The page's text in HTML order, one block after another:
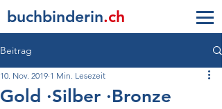
buchbinderin.ch
Beitrag
Gold ∙Silber ∙Bronze
10. Nov. 2019 1 Min. Lesezeit